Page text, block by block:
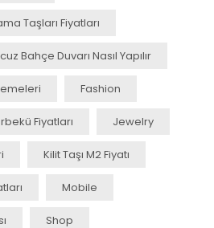
Taşları Fiyatları
Bahçe Duvarı Nasıl Yapılır
Fashion
Fiyatları Jewelry
Kilit Taşı M2 Fiyatı
Mobile
Shop